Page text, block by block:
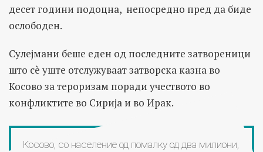
десет години подоцна, непосредно пред да биде
ослободен.
Сулејмани беше еден од последните затвореници
што сè уште отслужуваат затворска казна во
Косово за тероризам поради учеството во
конфликтите во Сирија и во Ирак.
Косово, со население од помалку од два милиони,